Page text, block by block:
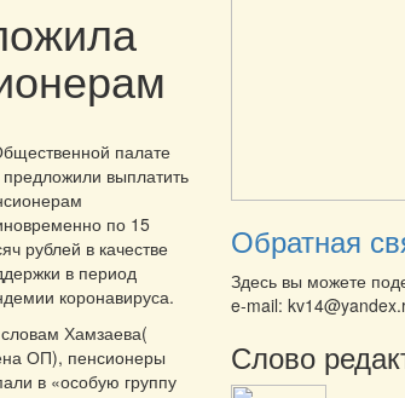
палате
выплатить
по 15
рублей в качестве
в период
коронавируса.
Хамзаева(
ОП), пенсионеры
в «особую группу
Обратная
Здесь вы можете
e-mail:
Слово